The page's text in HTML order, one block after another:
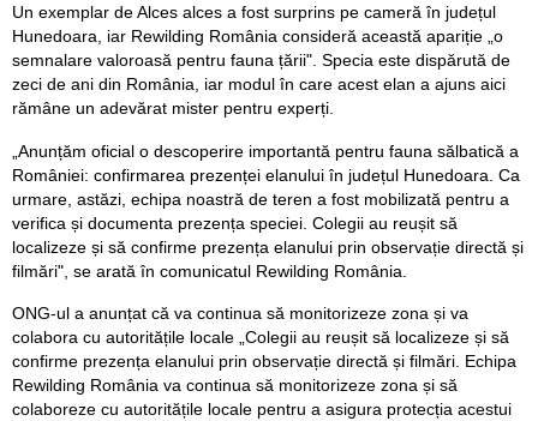
Un exemplar de Alces alces a fost surprins pe cameră în județul
Hunedoara, iar Rewilding România consideră această apariție „o
semnalare valoroasă pentru fauna țării". Specia este dispărută de
zeci de ani din România, iar modul în care acest elan a ajuns aici
rămâne un adevărat mister pentru experți.
„Anunțăm oficial o descoperire importantă pentru fauna sălbatică a
României: confirmarea prezenței elanului în județul Hunedoara. Ca
urmare, astăzi, echipa noastră de teren a fost mobilizată pentru a
verifica și documenta prezența speciei. Colegii au reușit să
localizeze și să confirme prezența elanului prin observație directă și
filmări", se arată în comunicatul Rewilding România.
ONG-ul a anunțat că va continua să monitorizeze zona și va
colabora cu autoritățile locale „Colegii au reușit să localizeze și să
confirme prezența elanului prin observație directă și filmări. Echipa
Rewilding România va continua să monitorizeze zona și să
colaboreze cu autoritățile locale pentru a asigura protecția acestui